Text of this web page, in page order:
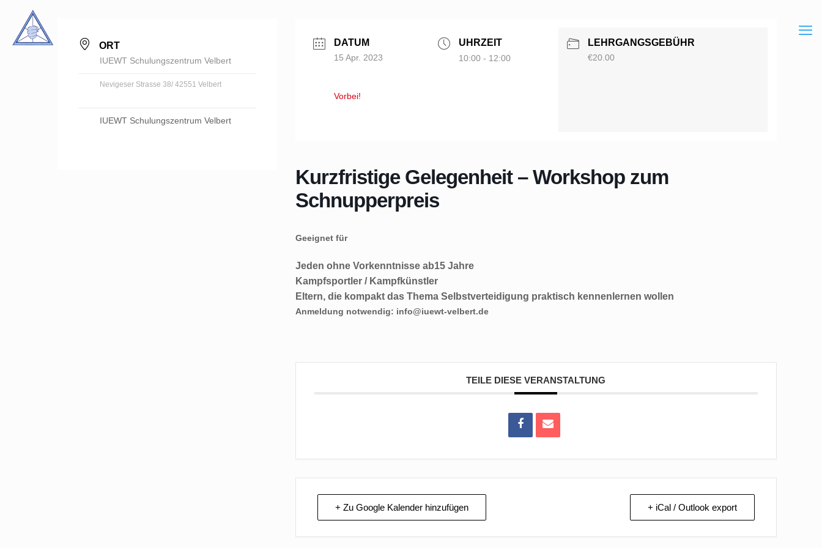
ORT
IUEWT Schulungszentrum Velbert
Nevigeser Strasse 38/ 42551 Velbert
IUEWT Schulungszentrum Velbert
DATUM
15 Apr. 2023
Vorbei!
UHRZEIT
10:00 - 12:00
LEHRGANGSGEBÜHR
€20.00
Kurzfristige Gelegenheit – Workshop zum
Schnupperpreis
Geeignet für
Jeden ohne Vorkenntnisse ab15 Jahre
Kampfsportler / Kampfkünstler
Eltern, die kompakt das Thema Selbstverteidigung praktisch kennenlernen wollen
Anmeldung notwendig: info@iuewt-velbert.de
TEILE DIESE VERANSTALTUNG
+ Zu Google Kalender hinzufügen + iCal / Outlook export